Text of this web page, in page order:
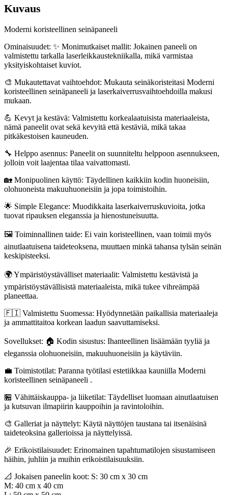
Kuvaus
Moderni koristeellinen seinäpaneeli
Ominaisuudet: ✨ Monimutkaiset mallit: Jokainen paneeli on
valmistettu tarkalla laserleikkaustekniikalla, mikä varmistaa
yksityiskohtaiset kuviot.
🎨 Mukautettavat vaihtoehdot: Mukauta seinäkoristeitasi Moderni
koristeellinen seinäpaneeli ja laserkaiverrusvaihtoehdoilla makusi
mukaan.
💪 Kevyt ja kestävä: Valmistettu korkealaatuisista materiaaleista,
nämä paneelit ovat sekä kevyitä että kestäviä, mikä takaa
pitkäkestoisen kauneuden.
🔧 Helppo asennus: Paneelit on suunniteltu helppoon asennukseen,
jolloin voit laajentaa tilaa vaivattomasti.
🏡 Monipuolinen käyttö: Täydellinen kaikkiin kodin huoneisiin,
olohuoneista makuuhuoneisiin ja jopa toimistoihin.
🌟 Simple Elegance: Muodikkaita laserkaiverruskuvioita, jotka
tuovat ripauksen eleganssia ja hienostuneisuutta.
🖼️ Toiminnallinen taide: Ei vain koristeellinen, vaan toimii myös
ainutlaatuisena taideteoksena, muuttaen minkä tahansa tylsän seinän
keskipisteeksi.
🌍 Ympäristöystävälliset materiaalit: Valmistettu kestävistä ja
ympäristöystävällisistä materiaaleista, mikä tukee vihreämpää
planeettaa.
🇫🇮 Valmistettu Suomessa: Hyödynnetään paikallisia materiaaleja
ja ammattitaitoa korkean laadun saavuttamiseksi.
Sovellukset: 🏠 Kodin sisustus: Ihanteellinen lisäämään tyyliä ja
eleganssia olohuoneisiin, makuuhuoneisiin ja käytäviin.
💼 Toimistotilat: Paranna työtilasi estetiikkaa kauniilla Moderni
koristeellinen seinäpaneeli .
🏪 Vähittäiskauppa- ja liiketilat: Täydelliset luomaan ainutlaatuisen
ja kutsuvan ilmapiirin kauppoihin ja ravintoloihin.
🎨 Galleriat ja näyttelyt: Käytä näyttöjen taustana tai itsenäisinä
taideteoksina gallerioissa ja näyttelyissä.
🎉 Erikoistilaisuudet: Erinomainen tapahtumatilojen sisustamiseen
häihin, juhliin ja muihin erikoistilaisuuksiin.
📐 Jokaisen paneelin koot: S: 30 cm x 30 cm
M: 40 cm x 40 cm